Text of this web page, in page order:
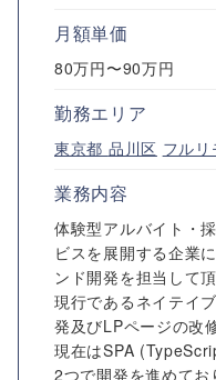
月額単価
80万円〜90万円
勤務エリア
東京都 品川区 フルリ
業務内容
体験型アルバイト・
ビスを展開する企業
ンド開発を担当して頂
現行であるネイテイ
発及びLPページの改
現在はSPA
2つで開発を進めてお